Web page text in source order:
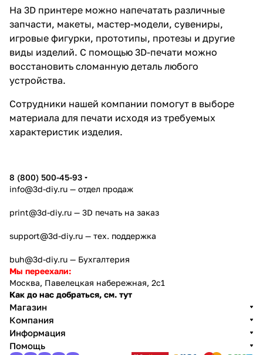
На 3D принтере можно напечатать различные
запчасти, макеты, мастер-модели, сувениры,
игровые фигурки, прототипы, протезы и другие
виды изделий. С помощью 3D-печати можно
восстановить сломанную деталь любого
устройства.
Сотрудники нашей компании помогут в выборе
материала для печати исходя из требуемых
характеристик изделия.
8 (800) 500-45-93
info@3d-diy.ru — отдел продаж
print@3d-diy.ru — 3D печать на заказ
support@3d-diy.ru — тех. поддержка
buh@3d-diy.ru — Бухгалтерия
Мы переехали:
Москва, Павелецкая набережная, 2с1
Как до нас добраться, см. тут
Магазин
Компания
Информация
Помощь